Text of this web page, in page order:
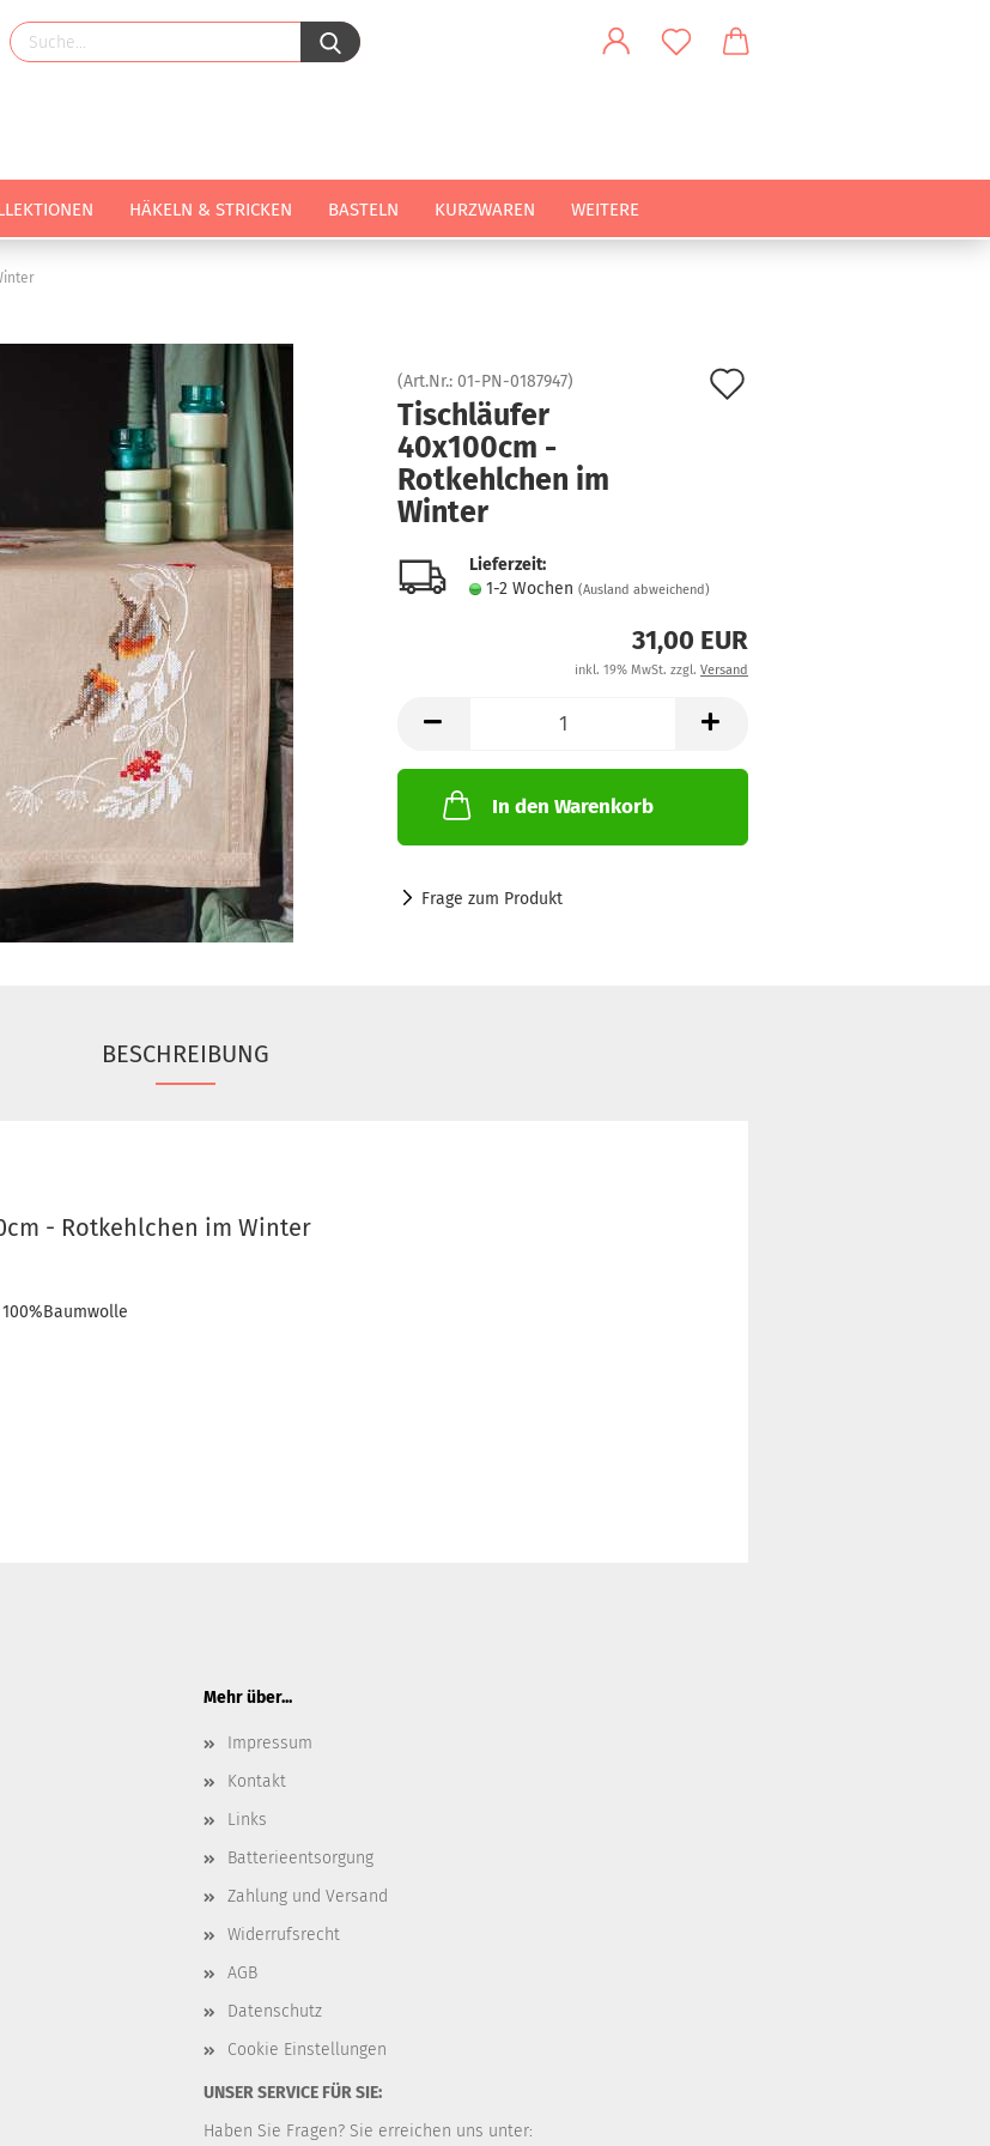
HÄKELN & STRICKEN BASTELN KURZWAREN WEITERE
(Art.Nr.: 01-PN-0187947)
Tischläufer
40x100cm -
Rotkehlchen im
Winter
Lieferzeit:
1-2 Wochen (Ausland abweichend)
31,00 EUR
inkl. 19% MwSt. zzgl. Versand
In den Warenkorb
Frage zum Produkt
BESCHREIBUNG
- Rotkehlchen im Winter
Mehr über...
Impressum
Kontakt
Links
Batterieentsorgung
Zahlung und Versand
Widerrufsrecht
AGB
Datenschutz
Cookie Einstellungen
UNSER SERVICE FÜR SIE:
Haben Sie Fragen? Sie erreichen uns unter: